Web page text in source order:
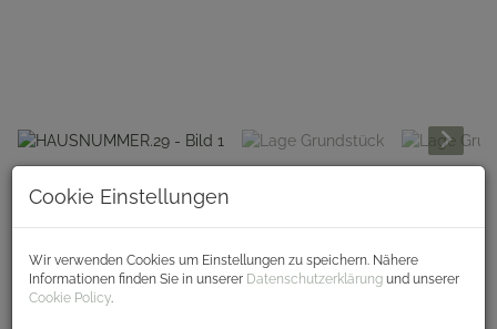
HAUSNUMMER.29
4861 Schörfling am Attersee
Beschreibung
Cookie Einstellungen
Wir verwenden Cookies um Einstellungen zu speichern. Nähere
Informationen finden Sie in unserer Datenschutzerklärung und unserer
Cookie Policy.